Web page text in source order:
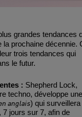
grandes tendances
prochaine décennie.
trois tendances qui
le futur.
: Shepherd Lock,
techno, développe une
anglais) qui surveillera
7 jours sur 7, afin de